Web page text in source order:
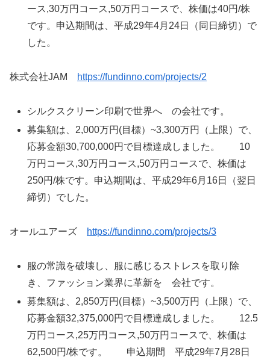
ース,30万円コース,50万円コースで、株価は40円/株
です。申込期間は、平成29年4月24日（同日締切）で
した。
株式会社JAM https://fundinno.com/projects/2
シルクスクリーン印刷で世界へ の会社です。
募集額は、2,000万円(目標）~3,300万円（上限）で、
応募金額30,700,000円で目標達成しました。 10
万円コース,30万円コース,50万円コースで、株価は
250円/株です。申込期間は、平成29年6月16日（翌日
締切）でした。
オールユアーズ https://fundinno.com/projects/3
服の常識を破壊し、服に感じるストレスを取り除
き、ファッション業界に革新を 会社です。
募集額は、2,850万円(目標）~3,500万円（上限）で、
応募金額32,375,000円で目標達成しました。 12.5
万円コース,25万円コース,50万円コースで、株価は
62,500円/株です。 申込期間 平成29年7月28日